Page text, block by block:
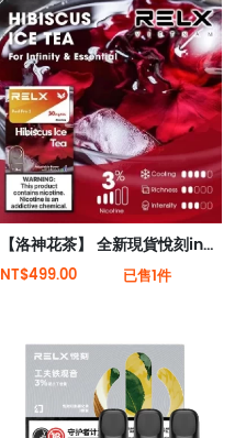
【洛神花茶】 全新現貨悅刻infinity 2六代煙彈(煙彈x1)(通用Relx 4, 5代主機)
NT$499.00 已售1件